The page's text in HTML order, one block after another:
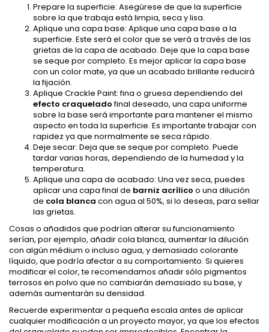
Prepare la superficie: Asegúrese de que la superficie
sobre la que trabaja está limpia, seca y lisa.
Aplique una capa base: Aplique una capa base a la
superficie. Este será el color que se verá a través de las
grietas de la capa de acabado. Deje que la capa base
se seque por completo. Es mejor aplicar la capa base
con un color mate, ya que un acabado brillante reducirá
la fijación.
Aplique Crackle Paint: fina o gruesa dependiendo del
efecto craqueladofinal deseado, una capa uniforme
sobre la base será importante para mantener el mismo
aspecto en toda la superficie. Es importante trabajar con
rapidez ya que normalmente se seca rápido.
Deje secar: Deja que se seque por completo. Puede
tardar varias horas, dependiendo de la humedad y la
temperatura.
Aplique una capa de acabado: Una vez seca, puedes
aplicar una capa final de barniz acrílico o una dilución
de cola blanca con agua al 50%, si lo deseas, para sellar
las grietas.
Cosas o añadidos que podrían alterar su funcionamiento
serían, por ejemplo, añadir cola blanca, aumentar la dilución
con algún médium o incluso agua, y demasiado colorante
líquido, que podría afectar a su comportamiento. Si quieres
modificar el color, te recomendamos añadir sólo pigmentos
terrosos en polvo que no cambiarán demasiado su base, y
además aumentarán su densidad.
Recuerde experimentar a pequeña escala antes de aplicar
cualquier modificación a un proyecto mayor, ya que los efectos